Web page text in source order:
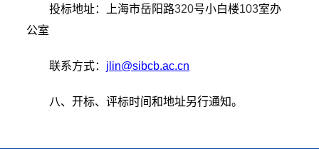
投标地址：上海市岳阳路320号小白楼103室办
公室
联系方式： jlin@sibcb.ac.cn
八、开标、评标时间和地址另行通知。